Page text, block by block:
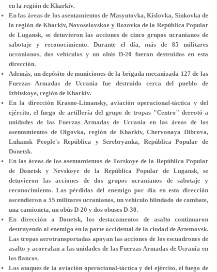
en la región de Kharkiv.
En las áreas de los asentamientos de Masyutovka, Kislovka, Sinkovka de
la región de Kharkiv, Novoselovskoe y Rozovka de la República Popular
de Lugansk, se detuvieron las acciones de cinco grupos ucranianos de
sabotaje y reconocimiento. Durante el día, más de 85 militares
ucranianos, dos vehículos y un obús D-20 fueron destruidos en esta
dirección.
Además, un depósito de municiones de la brigada mecanizada 127 de las
Fuerzas Armadas de Ucrania fue destruido cerca del pueblo de
Izbitskoye, región de Kharkiv.
En la dirección Krasno-Limansky, aviación operacional-táctica y del
ejército, el fuego de artillería del grupo de tropas "Centro" derrotó a
unidades de las Fuerzas Armadas de Ucrania en las áreas de los
asentamientos de Olgovka, región de Kharkiv, Chervonaya Dibrova,
Luhansk People's República y Serebryanka, República Popular de
Donetsk.
En las áreas de los asentamientos de Torskoye de la República Popular
de Donetsk y Nevskoye de la República Popular de Lugansk, se
detuvieron las acciones de dos grupos ucranianos de sabotaje y
reconocimiento. Las pérdidas del enemigo por día en esta dirección
ascendieron a 55 militares ucranianos, un vehículo blindado de combate,
una camioneta, un obús D-20 y dos obuses D-30.
En dirección a Donetsk, los destacamentos de asalto continuaron
destruyendo al enemigo en la parte occidental de la ciudad de Artemovsk.
Las tropas aerotransportadas apoyan las acciones de los escuadrones de
asalto y acorralan a las unidades de las Fuerzas Armadas de Ucrania en
los flancos.
Los ataques de la aviación operacional-táctica y del ejército, el fuego de